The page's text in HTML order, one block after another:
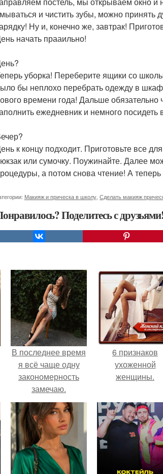
и чистить зубы, можно принять
Ну и, конечно же, завтрак!
начать прааильно!
уборка! Переберите ящики со
бы неплохо перебрать одежду в
времени года! Дальше
ежедневник и немного посидеть
к концу подходит. Приготовьте все
или сумочку. Поужинайте. Далее
а потом снова чтение! А
Макияж и прическа в школу Сделать макияж
Поделитесь с
В последнее время
я всё чаще одну
закономерность
замечаю.
6 признаков
ухоженной
женщины.